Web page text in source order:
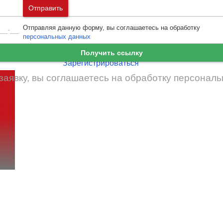
Москва иМосковская область
Санкт-Петербург
Ленинградская
Ошибка авторизации
Войти Забыли пароль
Зарегистрироваться
Получить ссылку
вы соглашаетесь на обработку
Отправить
Отправляя данную форму, вы соглашаетесь на обработку
персональных данных